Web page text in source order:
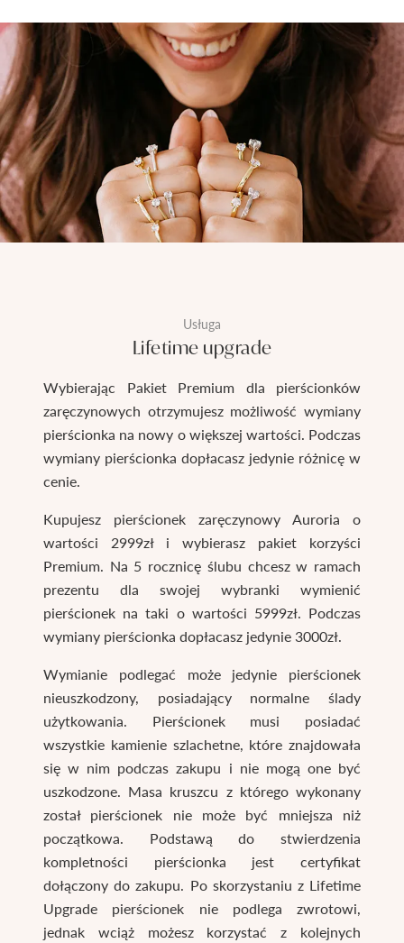
Usługa
Lifetime upgrade
Wybierając Pakiet Premium dla pierścionków
zaręczynowych otrzymujesz możliwość wymiany
pierścionka na nowy o większej wartości. Podczas
wymiany pierścionka dopłacasz jedynie różnicę w
cenie.
Kupujesz pierścionek zaręczynowy Auroria o
wartości 2999zł i wybierasz pakiet korzyści
Premium. Na 5 rocznicę ślubu chcesz w ramach
prezentu dla swojej wybranki wymienić
pierścionek na taki o wartości 5999zł. Podczas
wymiany pierścionka dopłacasz jedynie 3000zł.
Wymianie podlegać może jedynie pierścionek
nieuszkodzony, posiadający normalne ślady
użytkowania. Pierścionek musi posiadać
wszystkie kamienie szlachetne, które znajdowała
się w nim podczas zakupu i nie mogą one być
uszkodzone. Masa kruszcu z którego wykonany
został pierścionek nie może być mniejsza niż
początkowa. Podstawą do stwierdzenia
kompletności pierścionka jest certyfikat
dołączony do zakupu. Po skorzystaniu z Lifetime
Upgrade pierścionek nie podlega zwrotowi,
jednak wciąż możesz korzystać z kolejnych